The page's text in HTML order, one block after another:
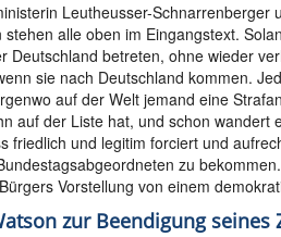
Leutheusser-Schnarrenberger
alle oben im Eingangstext.
Deutschland betreten, ohne wieder
sie nach Deutschland kommen.
auf der Welt jemand eine
auf der Liste hat, und schon
friedlich und legitim forciert und
zu
Vorstellung von einem
zur Beendigung